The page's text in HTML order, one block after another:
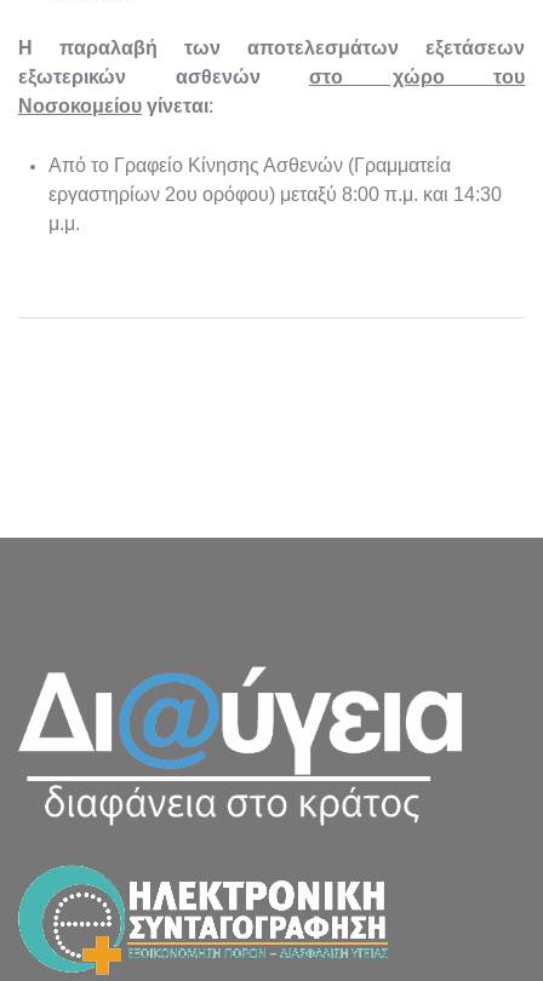
Η παραλαβή των αποτελεσμάτων εξετάσεων
εξωτερικών ασθενών στο χώρο του
Νοσοκομείου γίνεται:
Από το Γραφείο Κίνησης Ασθενών (Γραμματεία
εργαστηρίων 2ου ορόφου) μεταξύ 8:00 π.μ. και 14:30
μ.μ.